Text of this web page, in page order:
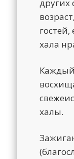
других
хала
халы.